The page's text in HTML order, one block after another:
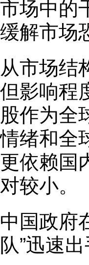
市场中的
缓解市场
从市场结
但影响程
股作为全
情绪和全
更依赖国
对较小。
中国政府
队”迅速